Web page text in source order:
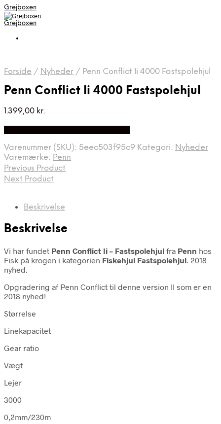
Grejboxen
Grejboxen
Forside / Nyheder / Penn Conflict Ii 4000 Fastspolehjul
Penn Conflict Ii 4000 Fastspolehjul
1.399,00 kr.
Varenummer (SKU): 5eec503f95c9 Kategori: Nyheder
Varemærke: Penn
Previous Product
Next Product
Beskrivelse
Beskrivelse
Vi har fundet Penn Conflict Ii – Fastspolehjul fra Penn hos
Fisk på krogen i kategorien Fiskehjul Fastspolehjul. 2018
nyhed.
Opgradering af Penn Conflict til denne version II som er en
2018 nyhed!
Størrelse
Linekapacitet
Gear ratio
Vægt
Lejer
3000
0,2mm/230m